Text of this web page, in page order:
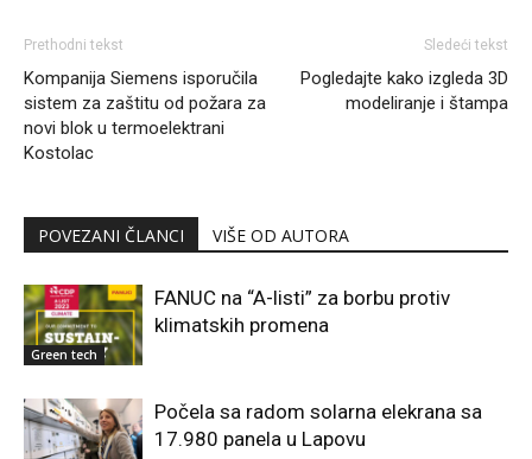
Prethodni tekst
Kompanija Siemens isporučila
sistem za zaštitu od požara za
novi blok u termoelektrani
Kostolac
Sledeći tekst
Pogledajte kako izgleda 3D
modeliranje i štampa
POVEZANI ČLANCI VIŠE OD AUTORA
Green tech
FANUC na “A-listi” za borbu protiv
klimatskih promena
Počela sa radom solarna elekrana sa
17.980 panela u Lapovu